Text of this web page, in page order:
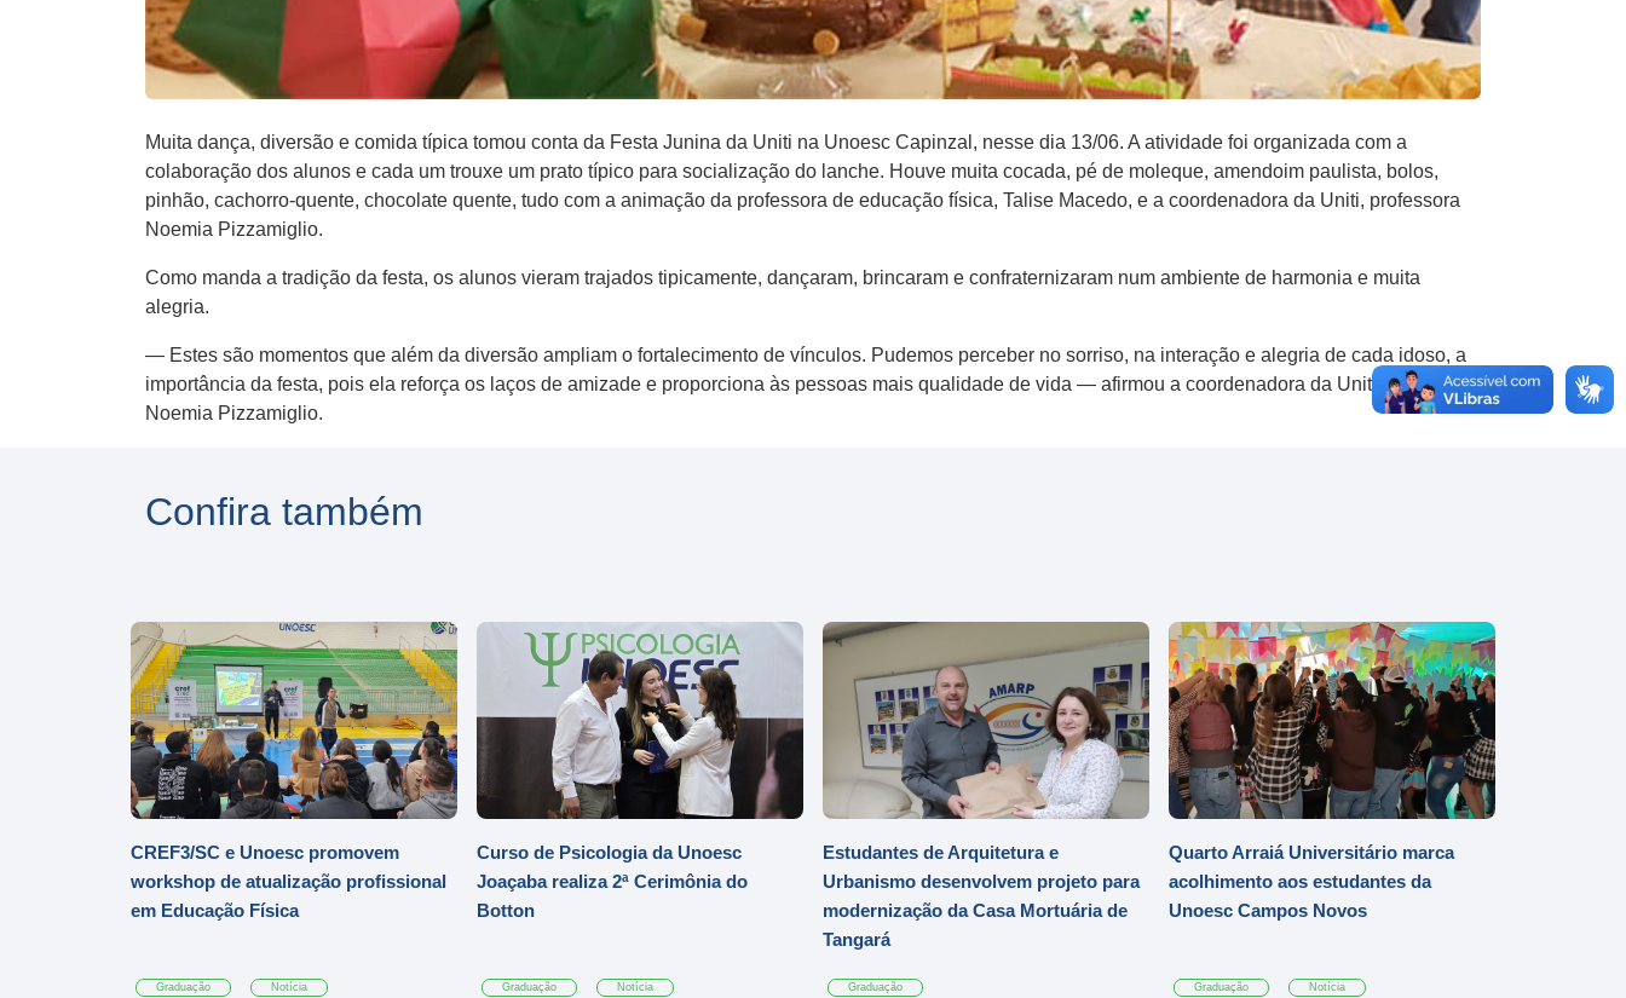
Muita dança, diversão e comida típica tomou conta da Festa Junina da Uniti na Unoesc Capinzal, nesse dia 13/06. A atividade foi organizada com a
colaboração dos alunos e cada um trouxe um prato típico para socialização do lanche. Houve muita cocada, pé de moleque, amendoim paulista, bolos,
pinhão, cachorro-quente, chocolate quente, tudo com a animação da professora de educação física, Talise Macedo, e a coordenadora da Uniti, professora
Noemia Pizzamiglio.
Como manda a tradição da festa, os alunos vieram trajados tipicamente, dançaram, brincaram e confraternizaram num ambiente de harmonia e muita
alegria.
— Estes são momentos que além da diversão ampliam o fortalecimento de vínculos. Pudemos perceber no sorriso, na interação e alegria de cada idoso, a
importância da festa, pois ela reforça os laços de amizade e proporciona às pessoas mais qualidade de vida — afirmou a coordenadora da Uniti, professora
Noemia Pizzamiglio.
Confira também
CREF3/SC e Unoesc promovem
workshop de atualização profissional
em Educação Física
Graduação Notícia
Curso de Psicologia da Unoesc
Joaçaba realiza 2ª Cerimônia do
Botton
Graduação Notícia
Estudantes de Arquitetura e
Urbanismo desenvolvem projeto para
modernização da Casa Mortuária de
Tangará
Graduação
Quarto Arraiá Universitário marca
acolhimento aos estudantes da
Unoesc Campos Novos
Graduação Notícia